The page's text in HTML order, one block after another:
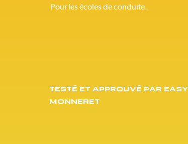
Pour les écoles de conduite.
TESTÉ ET APPROUVÉ PAR EASY
MONNERET